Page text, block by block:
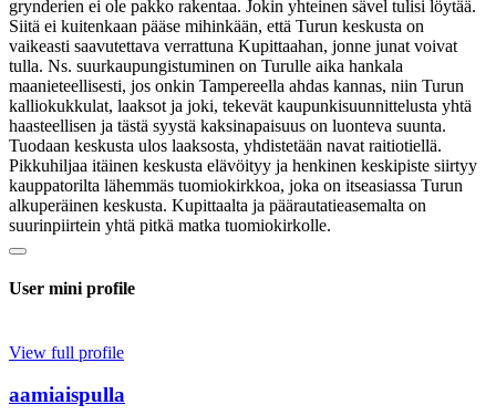
grynderien ei ole pakko rakentaa. Jokin yhteinen sävel tulisi löytää.
Siitä ei kuitenkaan pääse mihinkään, että Turun keskusta on
vaikeasti saavutettava verrattuna Kupittaahan, jonne junat voivat
tulla. Ns. suurkaupungistuminen on Turulle aika hankala
maanieteellisesti, jos onkin Tampereella ahdas kannas, niin Turun
kalliokukkulat, laaksot ja joki, tekevät kaupunkisuunnittelusta yhtä
haasteellisen ja tästä syystä kaksinapaisuus on luonteva suunta.
Tuodaan keskusta ulos laaksosta, yhdistetään navat raitiotiellä.
Pikkuhiljaa itäinen keskusta elävöityy ja henkinen keskipiste siirtyy
kauppatorilta lähemmäs tuomiokirkkoa, joka on itseasiassa Turun
alkuperäinen keskusta. Kupittaalta ja päärautatieasemalta on
suurinpiirtein yhtä pitkä matka tuomiokirkolle.
User mini profile
View full profile
aamiaispulla